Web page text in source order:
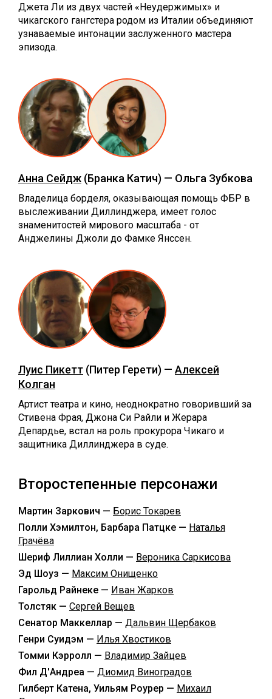
Джета Ли из двух частей «Неудержимых» и
чикагского гангстера родом из Италии объединяют
узнаваемые интонации заслуженного мастера
эпизода.
Анна Сейдж (Бранка Катич) — Ольга Зубкова
Владелица борделя, оказывающая помощь ФБР в
выслеживании Диллинджера, имеет голос
знаменитостей мирового масштаба - от
Анджелины Джоли до Фамке Янссен.
Луис Пикетт (Питер Герети) — Алексей
Колган
Артист театра и кино, неоднократно говоривший за
Стивена Фрая, Джона Си Райли и Жерара
Депардье, встал на роль прокурора Чикаго и
защитника Диллинджера в суде.
Второстепенные персонажи
Мартин Заркович — Борис Токарев
Полли Хэмилтон, Барбара Патцке — Наталья
Грачёва
Шериф Лиллиан Холли — Вероника Саркисова
Эд Шоуз — Максим Онищенко
Гарольд Райнеке — Иван Жарков
Толстяк — Сергей Вещев
Сенатор Маккеллар — Дальвин Щербаков
Генри Суидэм — Илья Хвостиков
Томми Кэрролл — Владимир Зайцев
Фил Д'Андреа — Диомид Виноградов
Гилберт Катена, Уильям Роурер — Михаил